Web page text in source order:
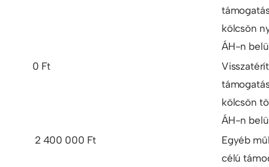
kölcsön
ÁH-n
0 Ft
kölcsön
ÁH-n
2 400 000 Ft
Egyéb
célú